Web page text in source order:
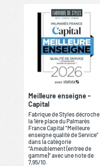
Meilleure enseigne -
Capital
Fabrique de Styles décroche
la 1ère place du Palmarès
France Capital “Meilleure
enseigne qualité de Service”
dans la catégorie
“Ameublement (entrée de
gamme)” avec une note de
7,95/10.